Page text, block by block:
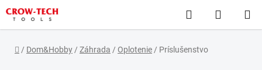
Prejsť
na
obsah
Hľadať
KOŠÍK
Domov
/ Dom&Hobby / Záhrada / Oplotenie / Príslušenstvo